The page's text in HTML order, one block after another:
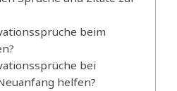
beim
bei
helfen?